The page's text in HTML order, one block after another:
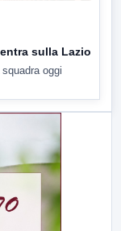
sulla Lazio
oggi